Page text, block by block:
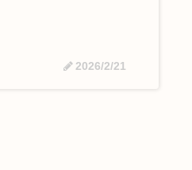
2026/2/21